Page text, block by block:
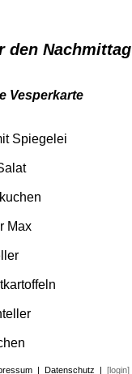
den Nachmittag
Vesperkarte
Spiegelei
Max
| Datenschutz | [login]